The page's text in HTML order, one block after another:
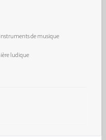
de musique
ludique